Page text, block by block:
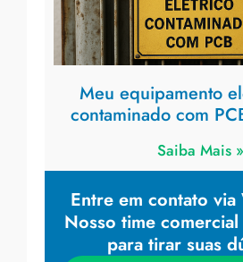
Meu equipamento
contaminado com
Saiba Mais »
Entre em contato
Nosso time
para tirar suas